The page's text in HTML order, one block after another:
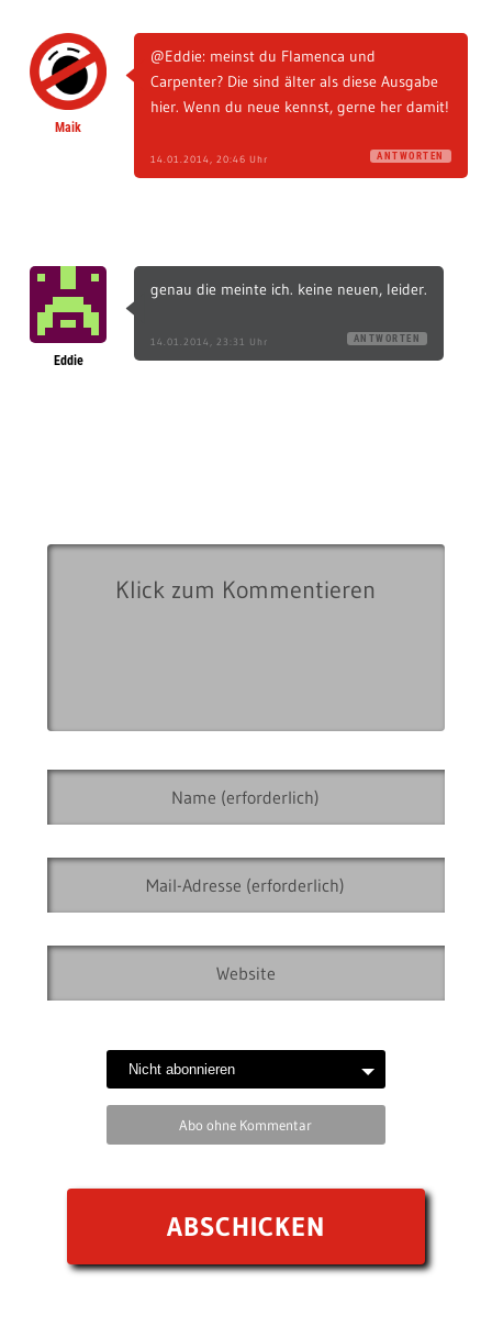
Maik
@Eddie: meinst du Flamenca und
Carpenter? Die sind älter als diese Ausgabe
hier. Wenn du neue kennst, gerne her damit!
14.01.2014, 20:46 Uhr ANTWORTEN
Eddie
genau die meinte ich. keine neuen, leider.
14.01.2014, 23:31 Uhr ANTWORTEN
Abo ohne Kommentar